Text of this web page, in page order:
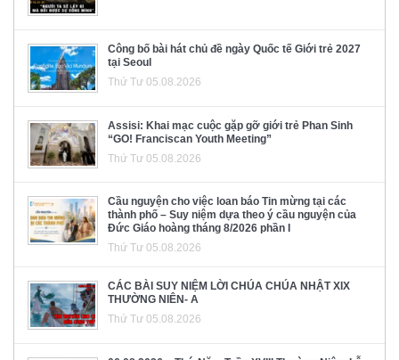
Công bố bài hát chủ đề ngày Quốc tế Giới trẻ 2027
tại Seoul
Thứ Tư 05.08.2026
Assisi: Khai mạc cuộc gặp gỡ giới trẻ Phan Sinh
“GO! Franciscan Youth Meeting”
Thứ Tư 05.08.2026
Cầu nguyện cho việc loan báo Tin mừng tại các
thành phố – Suy niệm dựa theo ý cầu nguyện của
Đức Giáo hoàng tháng 8/2026 phần I
Thứ Tư 05.08.2026
CÁC BÀI SUY NIỆM LỜI CHÚA CHÚA NHẬT XIX
THƯỜNG NIÊN- A
Thứ Tư 05.08.2026